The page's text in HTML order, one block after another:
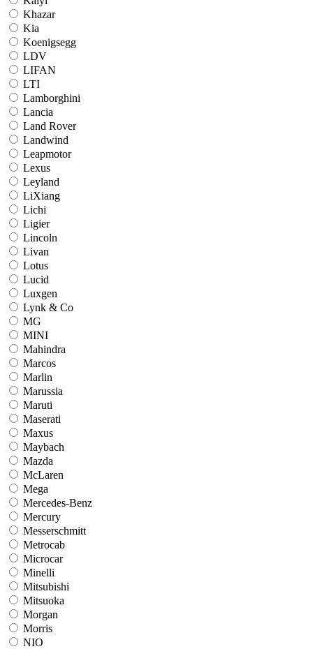
Khazar
Kia
Koenigsegg
LDV
LIFAN
LTI
Lamborghini
Lancia
Land Rover
Landwind
Leapmotor
Lexus
Leyland
LiXiang
Lichi
Ligier
Lincoln
Livan
Lotus
Lucid
Luxgen
Lynk & Co
MG
MINI
Mahindra
Marcos
Marlin
Marussia
Maruti
Maserati
Maxus
Maybach
Mazda
McLaren
Mega
Mercedes-Benz
Mercury
Messerschmitt
Metrocab
Microcar
Minelli
Mitsubishi
Mitsuoka
Morgan
Morris
NIO